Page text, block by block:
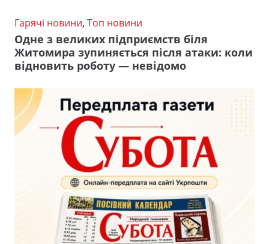
Гарячі новини, Топ новини
Одне з великих підприємств біля
Житомира зупиняється після атаки: коли
відновить роботу — невідомо